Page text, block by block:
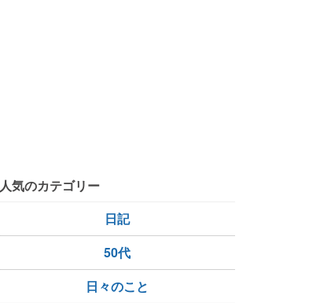
人気のカテゴリー
日記
50代
日々のこと